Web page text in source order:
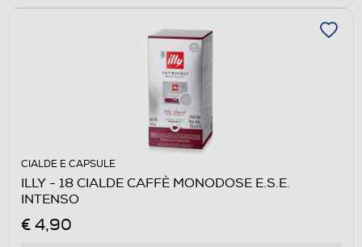
CIALDE E CAPSULE
ILLY - 18 CIALDE CAFFÈ MONODOSE E.S.E.
INTENSO
€ 4,90